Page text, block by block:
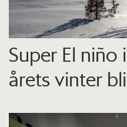
Super El niño
årets vinter